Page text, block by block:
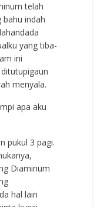
telah
bahu indah
yang tiba-
ini
menyala.
apa aku
pukul 3 pagi.
Diaminum
hal lain